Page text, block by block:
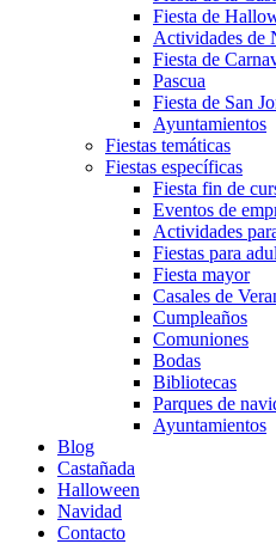
Fiesta de
Actividades de
Fiesta de
Pascua
Fiesta de San
Ayuntamientos
Fiestas temáticas
Fiestas específicas
Fiesta fin de
Eventos de
Actividades
Fiestas para
Fiesta mayor
Casales de
Cumpleaños
Comuniones
Bodas
Bibliotecas
Parques de
Ayuntamientos
Blog
Castañada
Halloween
Navidad
Contacto